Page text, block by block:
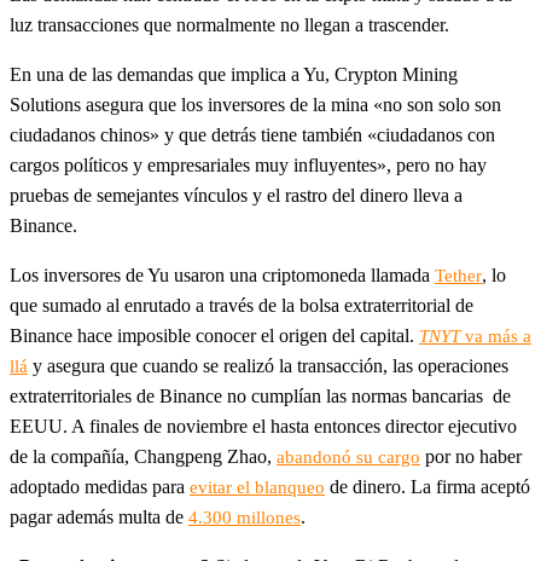
luz transacciones que normalmente no llegan a trascender.
En una de las demandas que implica a Yu, Crypton Mining
Solutions asegura que los inversores de la mina «no son solo son
ciudadanos chinos» y que detrás tiene también «ciudadanos con
cargos políticos y empresariales muy influyentes», pero no hay
pruebas de semejantes vínculos y el rastro del dinero lleva a
Binance.
Los inversores de Yu usaron una criptomoneda llamada Tether, lo
que sumado al enrutado a través de la bolsa extraterritorial de
Binance hace imposible conocer el origen del capital. TNYTva más a
llá y asegura que cuando se realizó la transacción, las operaciones
extraterritoriales de Binance no cumplían las normas bancarias de
EEUU. A finales de noviembre el hasta entonces director ejecutivo
de la compañía, Changpeng Zhao, abandonó su cargo por no haber
adoptado medidas para evitar el blanqueo de dinero. La firma aceptó
pagar además multa de 4.300 millones.